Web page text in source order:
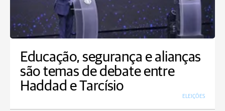
Educação, segurança e alianças
são temas de debate entre
Haddad e Tarcísio
ELEIÇÕES